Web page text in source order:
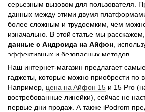
серьезным вызовом для пользователя.
данных между этими двумя платформами
более сложным и трудоемким, чем
изначально. В этой статье мы расскажем,
данные с Андроида на Айфон,
эффективных и безопасных методов.
Наш интернет-магазин предлагает
гаджеты, которые можно приобрести по
Например, цена на Айфон 15 и 15 Pro
востребованные линейки), сейчас не
первые дни продаж. А также iPodrom